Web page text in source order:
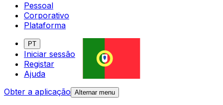
Pessoal
Corporativo
Plataforma
PT
Iniciar sessão
Registar
Ajuda
Obter a aplicação Alternar menu